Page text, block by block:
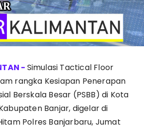
Simulasi Tactical Floor
rangka Kesiapan Penerapan
Berskala Besar (PSBB) di Kota
Banjar, digelar di
Polres Banjarbaru, Jumat